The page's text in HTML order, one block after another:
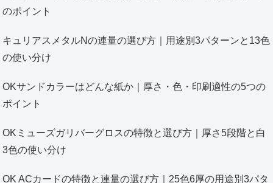
のポイント
キュリアスメタルNの連量の選び方｜用途別3パターンと13色
の使い分け
OKサンドカラーはどんな紙か｜厚さ・色・印刷適性の5つの
ポイント
OKミューズガリバーグロスの特徴と選び方｜厚さ5段階と白
3色の使い分け
OK ACカードの特徴と連量の選び方｜25色6厚の用途別3パタ